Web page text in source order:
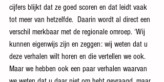
cijfers blijkt dat ze goed scoren en dat leidt vaak
tot meer van hetzelfde.  Daarin wordt al direct een
verschil merkbaar met de regionale omroep. ‘Wij
kunnen eigenwijs zijn en zeggen: wij weten dat u
deze verhalen wilt horen en die vertellen we ook.
Maar we hebben ook een paar verhalen waarvan